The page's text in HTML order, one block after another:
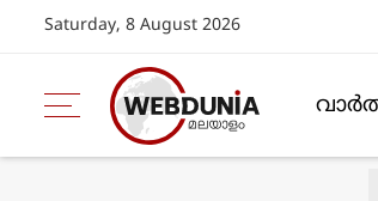
Saturday, 8 August 2026